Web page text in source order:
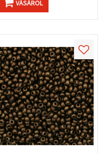
VÁSÁROL